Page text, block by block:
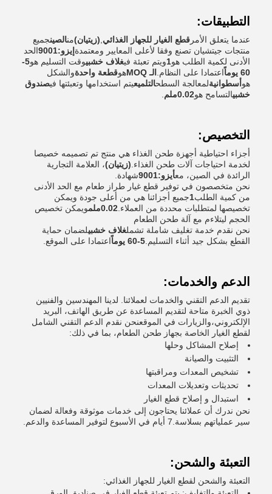
التطبيقات:
عندما يتعلق الأمر قطع الغيار للجهاز الغذائي (زيتيان)منالصينجميع
منتجات جيتشيان تصنع وفقا لأعلى المعايير ومعتمدة إيزو:9001
الحد
الأدنى لكمية الطلب هو1ويتم تعبئة فيغلاف خشبيوقت التسليم هو
5-
60 يوماً
اعتمادا على النظام. الـ MOQ هوقطعة واحدةوالشكل
هو أسطوانيةلمعالجة السطحالتلميعيتم استخدامها وتعبئتها فيصندوق
خشبيالتسامح هو0.02ملم
التخصيص:
أجزاء احتياطية أجهزة طحن الغذاء هي منتج تم تصميمه خصيصا
لخدمة احتياجات آلات طحن الغذاء. (زيتيان)، العلامة التجارية
الرائدة في الصين، معأيزو:9001
شهادة.
نحن متخصصون في توفير قطع غيار طراز طعام مع الحد الأدنى
من كمية الطلب1جميع أجزائنا هي من أعلى جودة ويمكن
تخصيصها لمتطلبات محددة من العملاء. 0.02ملم
ويمكن تخصيص
الحجم ليتلاءم مع آلة طحن الطعام
نحن نقدم خدمة تغليف شاملة تشملغلاف خشبيلضمان حماية
القطع بشكل جيد أثناء التسليم. 5-60 يوماً اعتمادا على الموقع.
الدعم والخدمات:
تقديم الدعم التقني والخدمات لعملائنا. لدينا المهندسين والفنيين
ذوي الخبرة متاحة لتقديم المساعدة عن طريق الهاتف، البريد
الإلكتروني،والزيارات في الموقعنحن نقدم الدعم التقني الشامل
لقطع الغيار الخاصة بجهاز طحن الطعام، بما في ذلك:
إصلاح المشاكل وحلها
التثبيت والصيانة
تشخيص المعدات ومراقبتها
تحديثات وتعديلات المعدات
استبدال و إصلاح قطع الغيار
نحن ندرك أن عملائنا يحتاجون إلى خدمات موثوقة وفعالة لضمان
سير عملياتهم بسلاسة.7 أيام في الأسبوع لتوفير المساعدة والدعم.
التعبئة والشحن:
التعبئة والشحن لقطع الغيار للجهاز الغذائي: